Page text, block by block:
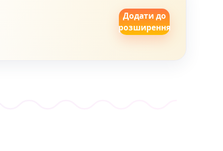
Додати до
розширення